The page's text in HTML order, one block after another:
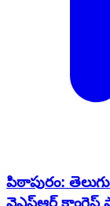
పిఠాపురం:
వైఎస్ఆర్ కాంగ్రెస్